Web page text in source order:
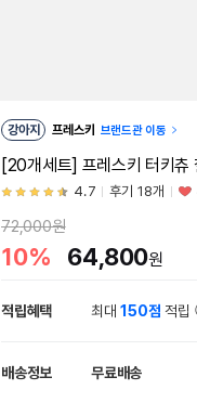
강아지 프레스키 브랜드관 이동
[20개세트] 프레스키 터키츄
4.7 후기 18개
72,000원
10% 64,800원
적립혜택 최대150점 적립
배송정보 무료배송